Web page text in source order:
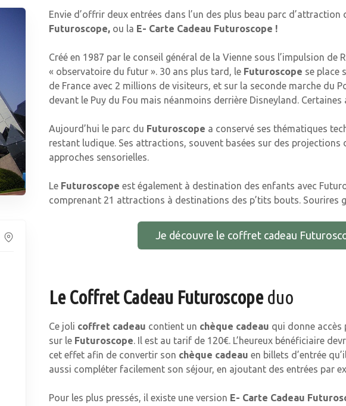
Envie d’offrir deux entrées dans l’un des plus beau parc d’attraction
Futuroscope, ou la E- Carte Cadeau Futuroscope !
Créé en 1987 par le conseil général de la Vienne sous l’impulsion
« observatoire du futur ». 30 ans plus tard, le Futuroscope se place
de France avec 2 millions de visiteurs, et sur la seconde marche du
devant le Puy du Fou mais néanmoins derrière Disneyland.
Aujourd’hui le parc du Futuroscope a conservé ses thématiques
restant ludique. Ses attractions, souvent basées sur des projections
approches sensorielles.
Le Futuroscope est également à destination des enfants avec
comprenant 21 attractions à destinations des p’tits bouts. Sourires
Je découvre le coffret cadeau
Le Coffret Cadeau Futuroscopeduo
Ce joli coffret cadeau contient un chèque cadeau qui donne accès
sur le Futuroscope. Il est au tarif de 120€. L’heureux bénéficiaire
cet effet afin de convertir son chèque cadeau en billets d’entrée
aussi compléter facilement son séjour, en ajoutant des entrées par
Pour les plus pressés, il existe une version E- Carte Cadeau